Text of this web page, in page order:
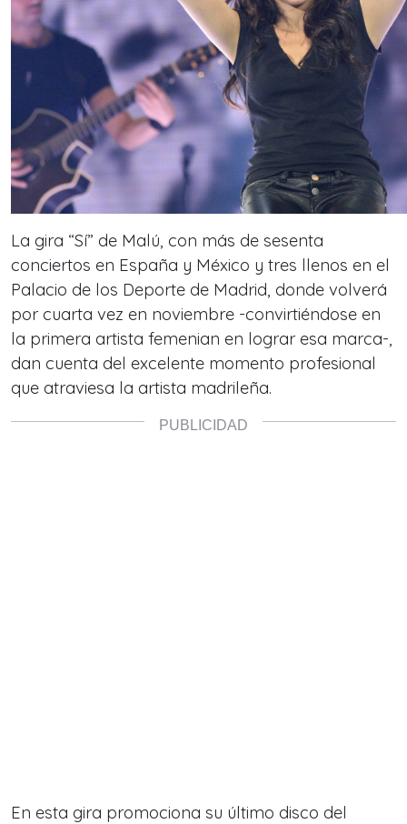
La gira “Sí” de Malú, con más de sesenta
conciertos en España y México y tres llenos en el
Palacio de los Deporte de Madrid, donde volverá
por cuarta vez en noviembre -convirtiéndose en
la primera artista femenian en lograr esa marca-,
dan cuenta del excelente momento profesional
que atraviesa la artista madrileña.
En esta gira promociona su último disco del